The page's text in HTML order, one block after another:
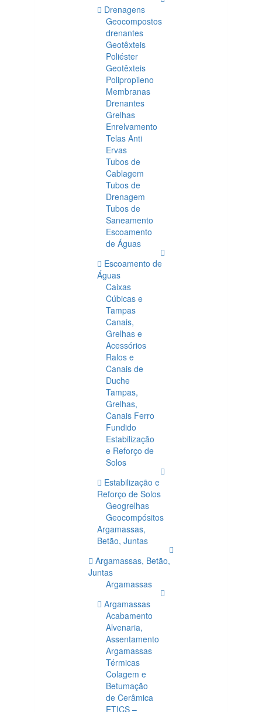
Drenagens
Geocompostos
drenantes
Geotêxteis
Poliéster
Geotêxteis
Polipropileno
Membranas
Drenantes
Grelhas
Enrelvamento
Telas Anti
Ervas
Tubos de
Cablagem
Tubos de
Drenagem
Tubos de
Saneamento
Escoamento
de Águas
Escoamento de
Águas
Caixas
Cúbicas e
Tampas
Canais,
Grelhas e
Acessórios
Ralos e
Canais de
Duche
Tampas,
Grelhas,
Canais Ferro
Fundido
Estabilização
e Reforço de
Solos
Estabilização e
Reforço de Solos
Geogrelhas
Geocompósitos
Argamassas,
Betão, Juntas
Argamassas, Betão,
Juntas
Argamassas
Argamassas
Acabamento
Alvenaria,
Assentamento
Argamassas
Térmicas
Colagem e
Betumação
de Cerâmica
ETICS –